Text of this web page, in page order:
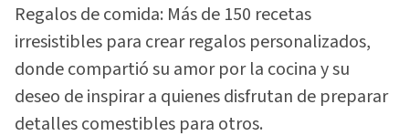
Regalos de comida: Más de 150 recetas
irresistibles para crear regalos personalizados,
donde compartió su amor por la cocina y su
deseo de inspirar a quienes disfrutan de preparar
detalles comestibles para otros.